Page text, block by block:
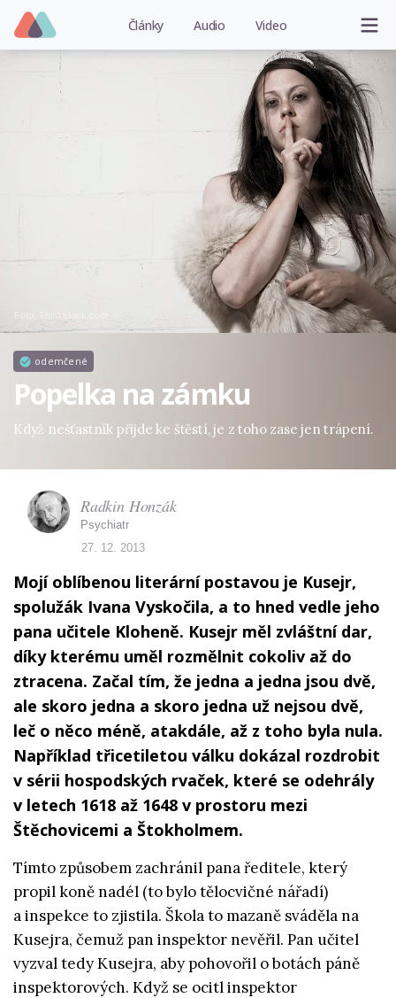
Články Audio Video
Foto: Thinkstock.com
odemčené
Popelka na zámku
Když nešťastník přijde ke štěstí, je z toho zase jen trápení.
Mojí oblíbenou literární postavou je Kusejr,
spolužák Ivana Vyskočila, a to hned vedle jeho
pana učitele Kloheně. Kusejr měl zvláštní dar,
díky kterému uměl rozmělnit cokoliv až do
ztracena. Začal tím, že jedna a jedna jsou dvě,
ale skoro jedna a skoro jedna už nejsou dvě,
leč o něco méně, atakdále, až z toho byla nula.
Například třicetiletou válku dokázal rozdrobit
v sérii hospodských rvaček, které se odehrály
v letech 1618 až 1648 v prostoru mezi
Štěchovicemi a Štokholmem.
Tímto způsobem zachránil pana ředitele, který
propil koně nadél (to bylo tělocvičné nářadí)
a inspekce to zjistila. Škola to mazaně sváděla na
Kusejra, čemuž pan inspektor nevěřil. Pan učitel
vyzval tedy Kusejra, aby pohovořil o botách páně
inspektorových. Když se ocitl inspektor
Radkin Honzák
Psychiatr
27. 12. 2013